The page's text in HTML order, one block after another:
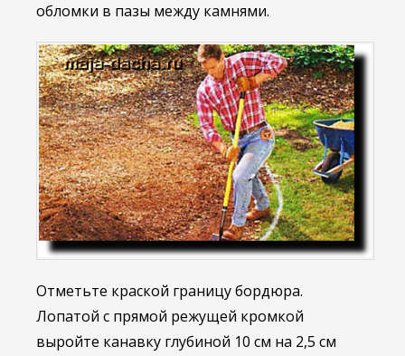
обломки в пазы между камнями.
Отметьте краской границу бордюра.
Лопатой с прямой режущей кромкой
выройте канавку глубиной 10 см на 2,5 см